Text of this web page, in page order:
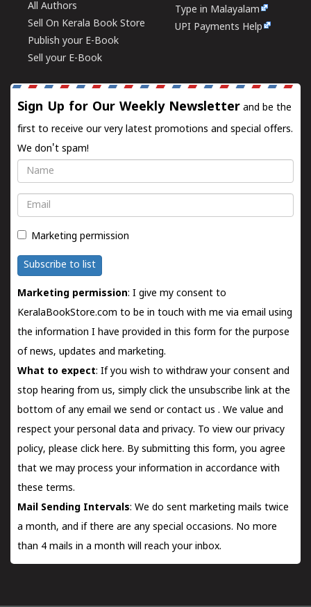
All Authors
Sell On Kerala Book Store
Publish your E-Book
Sell your E-Book
Type in Malayalam
UPI Payments Help
Sign Up for Our Weekly Newsletter and be the
first to receive our very latest promotions and special offers.
We don't spam!
Name
Email
Marketing permission
Subscribe to list
Marketing permission: I give my consent to
KeralaBookStore.com to be in touch with me via email using
the information I have provided in this form for the purpose
of news, updates and marketing.
What to expect: If you wish to withdraw your consent and
stop hearing from us, simply click the unsubscribe link at the
bottom of any email we send orcontact us . We value and
respect your personal data and privacy. To view our privacy
policy, please click here. By submitting this form, you agree
that we may process your information in accordance with
these terms.
Mail Sending Intervals: We do sent marketing mails twice
a month, and if there are any special occasions. No more
than 4 mails in a month will reach your inbox.